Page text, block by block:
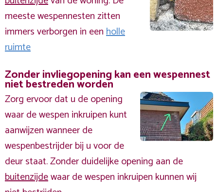
meeste wespennesten zitten
immers verborgen in eenholle
ruimte
Zonder invliegopening kan een wespennest
niet bestreden worden
Zorg ervoor dat u de opening
waar de wespen inkruipen kunt
aanwijzen wanneer de
wespenbestrijder bij u voor de
deur staat. Zonder duidelijke opening aan de
buitenzijdewaar de wespen inkruipen kunnen wij